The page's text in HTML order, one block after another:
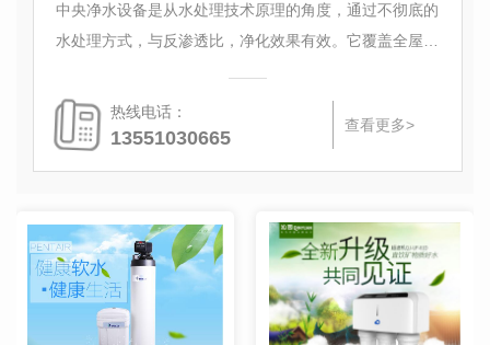
中央净水设备是从水处理技术原理的角度，通过不彻底的
水处理方式，与反渗透比，净化效果有效。它覆盖全屋，
以净
热线电话：
13551030665
查看更多>